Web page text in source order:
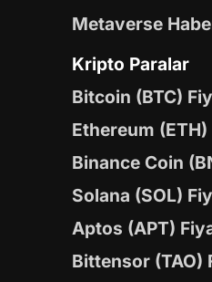
Metaverse
Kripto Paralar
Bitcoin (BTC)
Ethereum (ETH)
Binance Coin
Solana (SOL)
Aptos (APT)
Bittensor (TAO)